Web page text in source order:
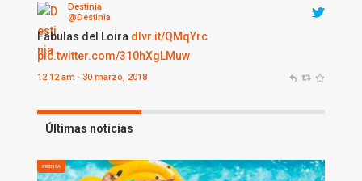
Destinia
@Destinia
Fábulas del Loira dlvr.it/QMqYrc
pic.twitter.com/310hXgLMuw
12:12 am · 30 marzo, 2018
Últimas noticias
PRENSA